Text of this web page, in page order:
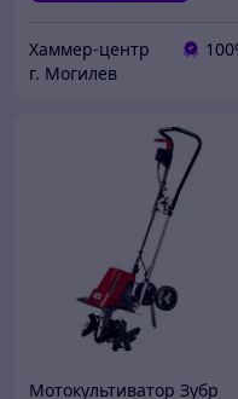
Хаммер-центр
г. Могилев
Мотокультиватор Зубр